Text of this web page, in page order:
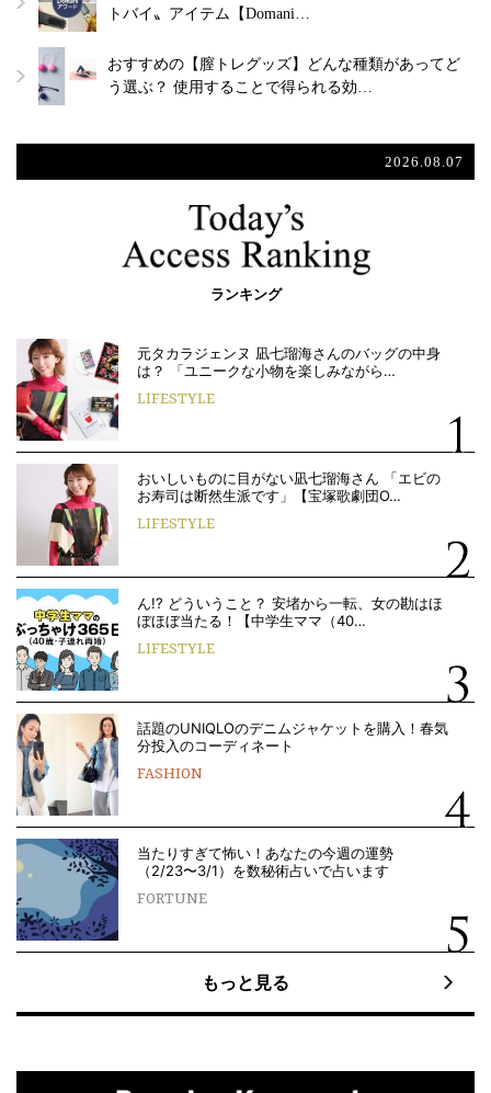
トバイ〟アイテム【Domani…
おすすめの【膣トレグッズ】どんな種類があってど
う選ぶ？ 使用することで得られる効…
2026.08.07
ランキング
元タカラジェンヌ 凪七瑠海さんのバッグの中身
は？ 「ユニークな小物を楽しみながら…
LIFESTYLE
おいしいものに目がない凪七瑠海さん 「エビの
お寿司は断然生派です」【宝塚歌劇団O…
LIFESTYLE
ん!? どういうこと？ 安堵から一転、女の勘はほ
ぼほぼ当たる！【中学生ママ（40…
LIFESTYLE
話題のUNIQLOのデニムジャケットを購入！春気
分投入のコーディネート
FASHION
当たりすぎて怖い！あなたの今週の運勢
（2/23〜3/1）を数秘術占いで占います
FORTUNE
もっと見る